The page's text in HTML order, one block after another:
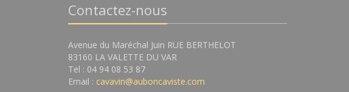
Contactez-nous
Avenue du Maréchal Juin RUE BERTHELOT
83160 LA VALETTE DU VAR
Tel : 04 94 08 53 87
Email : cavavin@auboncaviste.com